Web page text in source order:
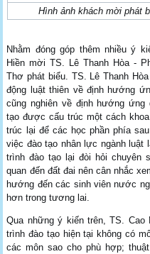
Hình ảnh khách mời phát
Nhằm đóng góp thêm nhiều ý
Hiền mời TS. Lê Thanh Hòa -
Thơ phát biểu. TS. Lê Thanh
động luật thiên về định hướng
cũng nghiên về định hướng
tạo được cấu trúc một cách
trúc lại để các học phần phía
việc đào tạo nhân lực ngành
trình đào tạo lại đòi hỏi chuyên
quan đến đất đai nên cân nhắc
hướng đến các sinh viên nước
hơn trong tương lai.
Qua những ý kiến trên, TS.
trình đào tạo hiện tại không có
các môn sao cho phù hợp;